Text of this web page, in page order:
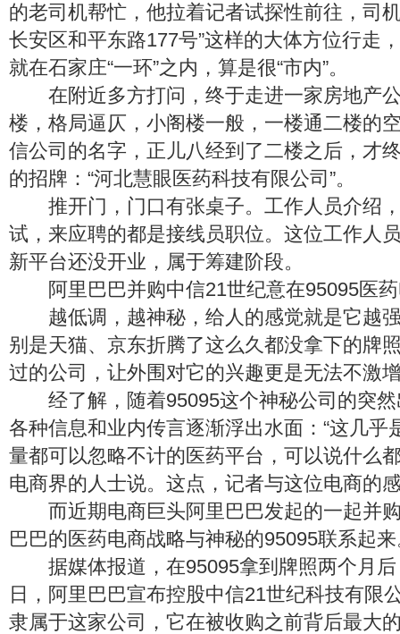
的老司机帮忙，他拉着记者试探性前往，司
长安区和平东路177号”这样的大体方位行走
就在石家庄“一环”之内，算是很“市内”。
在附近多方打问，终于走进一家房地产
楼，格局逼仄，小阁楼一般，一楼通二楼的
信公司的名字，正儿八经到了二楼之后，才
的招牌：“河北慧眼医药科技有限公司”。
推开门，门口有张桌子。工作人员介绍
试，来应聘的都是接线员职位。这位工作人
新平台还没开业，属于筹建阶段。
阿里巴巴并购中信21世纪意在95095医药
越低调，越神秘，给人的感觉就是它越
别是天猫、京东折腾了这么久都没拿下的牌
过的公司，让外围对它的兴趣更是无法不激
经了解，随着95095这个神秘公司的突然
各种信息和业内传言逐渐浮出水面：“这几乎
量都可以忽略不计的医药平台，可以说什么
电商界的人士说。这点，记者与这位电商的
而近期电商巨头阿里巴巴发起的一起并
巴巴的医药电商战略与神秘的95095联系起
据媒体报道，在95095拿到牌照两个月后
日，阿里巴巴宣布控股中信21世纪科技有限
隶属于这家公司，它在被收购之前背后最大